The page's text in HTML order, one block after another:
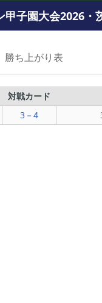
甲子園大会2026・
勝ち上がり表
対戦カード
3－4